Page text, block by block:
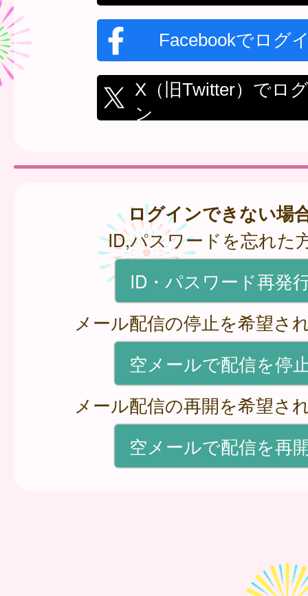
Facebookでログ
X（旧Twitter）でロ
ン
ログインできない場
ID,パスワードを忘れた
ID・パスワード再発
メール配信の停止を希望さ
空メールで配信を停
メール配信の再開を希望さ
空メールで配信を再